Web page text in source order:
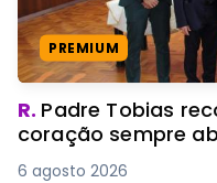
PREMIUM
R. Padre Tobias
coração sempre
6 agosto 2026